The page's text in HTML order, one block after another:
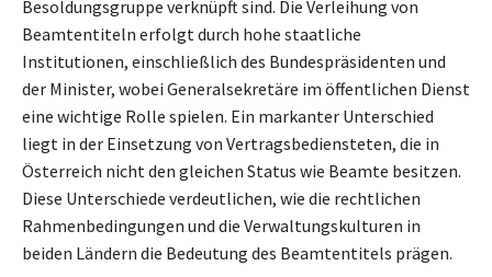
Besoldungsgruppe verknüpft sind. Die Verleihung von
Beamtentiteln erfolgt durch hohe staatliche
Institutionen, einschließlich des Bundespräsidenten und
der Minister, wobei Generalsekretäre im öffentlichen Dienst
eine wichtige Rolle spielen. Ein markanter Unterschied
liegt in der Einsetzung von Vertragsbediensteten, die in
Österreich nicht den gleichen Status wie Beamte besitzen.
Diese Unterschiede verdeutlichen, wie die rechtlichen
Rahmenbedingungen und die Verwaltungskulturen in
beiden Ländern die Bedeutung des Beamtentitels prägen.